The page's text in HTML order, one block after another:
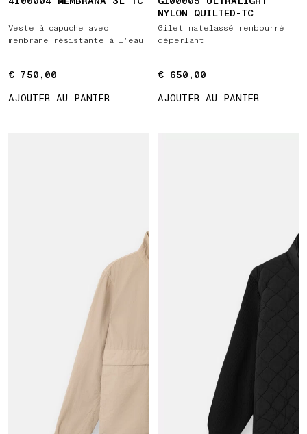
Veste à capuche avec
membrane résistante à l’eau
€ 750,00
€ 750,00
AJOUTER AU PANIER
NYLON QUILTED-TC
Gilet matelassé rembourré
déperlant
€ 650,00
€ 650,00
AJOUTER AU PANIER